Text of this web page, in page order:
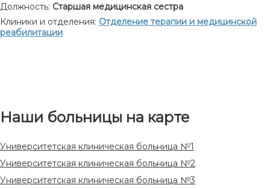
Должность: Старшая медицинская сестра
Клиники и отделения: Отделение терапии и медицинской
реабилитации
Наши больницы на карте
Университетская клиническая больница №1
Университетская клиническая больница №2
Университетская клиническая больница №3